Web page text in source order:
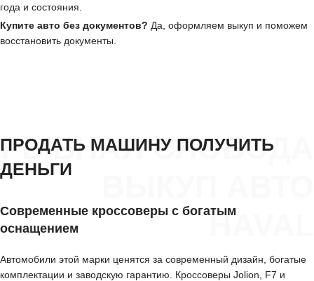
года и состояния.
Купите авто без документов? Да, оформляем выкуп и поможем
восстановить документы.
РЫБНАЯ СЛОБОДА
HAVAL
ПРОДАТЬ МАШИНУ ПОЛУЧИТЬ
ДЕНЬГИ
Современные кроссоверы с богатым
оснащением
Автомобили этой марки ценятся за современный дизайн, богатые
комплектации и заводскую гарантию. Кроссоверы Jolion, F7 и